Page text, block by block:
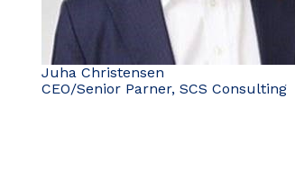
Juha Christensen
CEO/Senior Parner, SCS Consulting